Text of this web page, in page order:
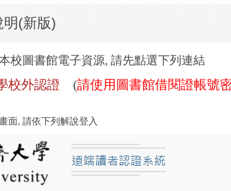
(新版)
校圖書館電子資源, 請先點選下列連結
校外認證 (請使用圖書館借閱證帳號
面, 請依下列解說登入